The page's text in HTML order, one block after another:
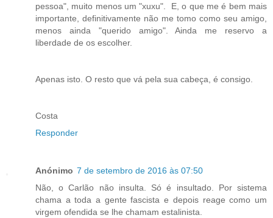
pessoa", muito menos um "xuxu". E, o que me é bem mais
importante, definitivamente não me tomo como seu amigo,
menos ainda "querido amigo". Ainda me reservo a
liberdade de os escolher.
Apenas isto. O resto que vá pela sua cabeça, é consigo.
Costa
Responder
Anónimo 7 de setembro de 2016 às 07:50
Não, o Carlão não insulta. Só é insultado. Por sistema
chama a toda a gente fascista e depois reage como um
virgem ofendida se lhe chamam estalinista.